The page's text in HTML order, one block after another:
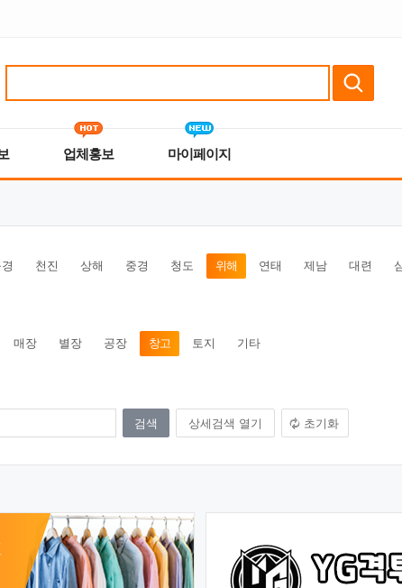
업체홍보 마이페이지
천진 상해 중경 청도 위해 연태 제남 대련
매장 별장 공장 창고 토지 기타
상세검색 열기 초기화